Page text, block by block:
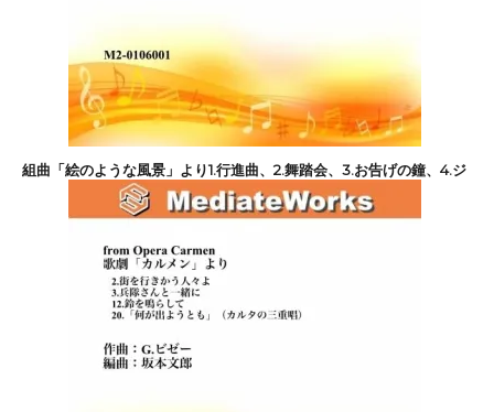
組曲「絵のような風景」より1.行進曲、2.舞踏会、3.お告げの鐘、4.ジ
プシーの祭